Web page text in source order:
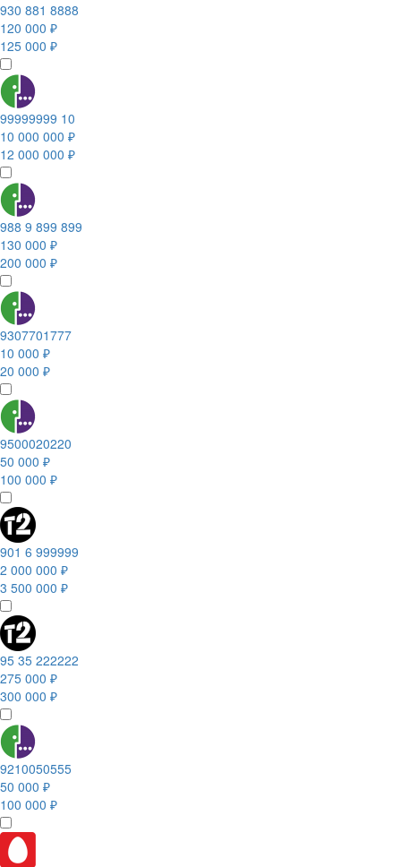
930 881 8888
120 000 ₽
125 000 ₽
99999999 10
10 000 000 ₽
12 000 000 ₽
988 9 899 899
130 000 ₽
200 000 ₽
9307701777
10 000 ₽
20 000 ₽
9500020220
50 000 ₽
100 000 ₽
901 6 999999
2 000 000 ₽
3 500 000 ₽
95 35 222222
275 000 ₽
300 000 ₽
9210050555
50 000 ₽
100 000 ₽